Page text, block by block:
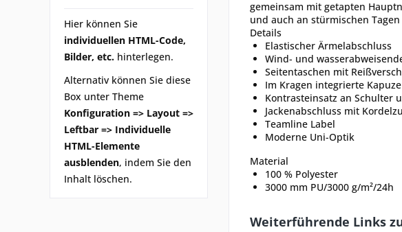
Hier können Sie
individuellen HTML-Code,
Bilder, etc. hinterlegen.
Alternativ können Sie diese
Box unter Theme
Konfiguration => Layout =>
Leftbar => Individuelle
HTML-Elemente
ausblenden, indem Sie den
Inhalt löschen.
gemeinsam mit getapten
und auch an stürmischen
Details
Elastischer Ärmelabschluss
Wind- und
Seitentaschen mit
Im Kragen integrierte Kapuze
Kontrasteinsatz an Schulter
Jackenabschluss mit
Teamline Label
Moderne Uni-Optik
Material
100 % Polyester
3000 mm PU/3000 g/m²/24h
Weiterführende Links